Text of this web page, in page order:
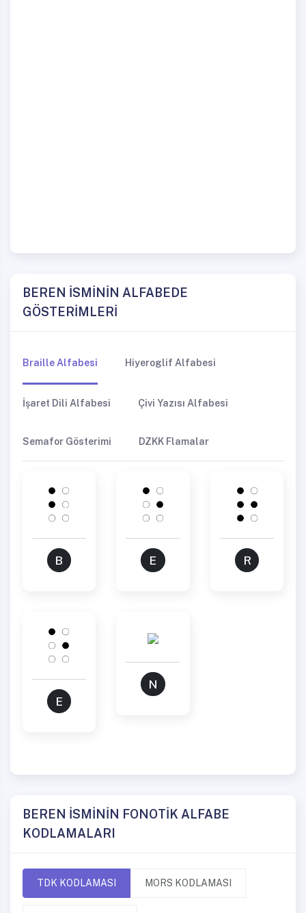
BEREN İSMİNİN ALFABEDE
GÖSTERİMLERİ
Braille Alfabesi Hiyeroglif Alfabesi
İşaret Dili Alfabesi Çivi Yazısı Alfabesi
Semafor Gösterimi DZKK Flamalar
B E R
E
N
BEREN İSMİNİN FONOTİK ALFABE
KODLAMALARI
TDK KODLAMASI MORS KODLAMASI